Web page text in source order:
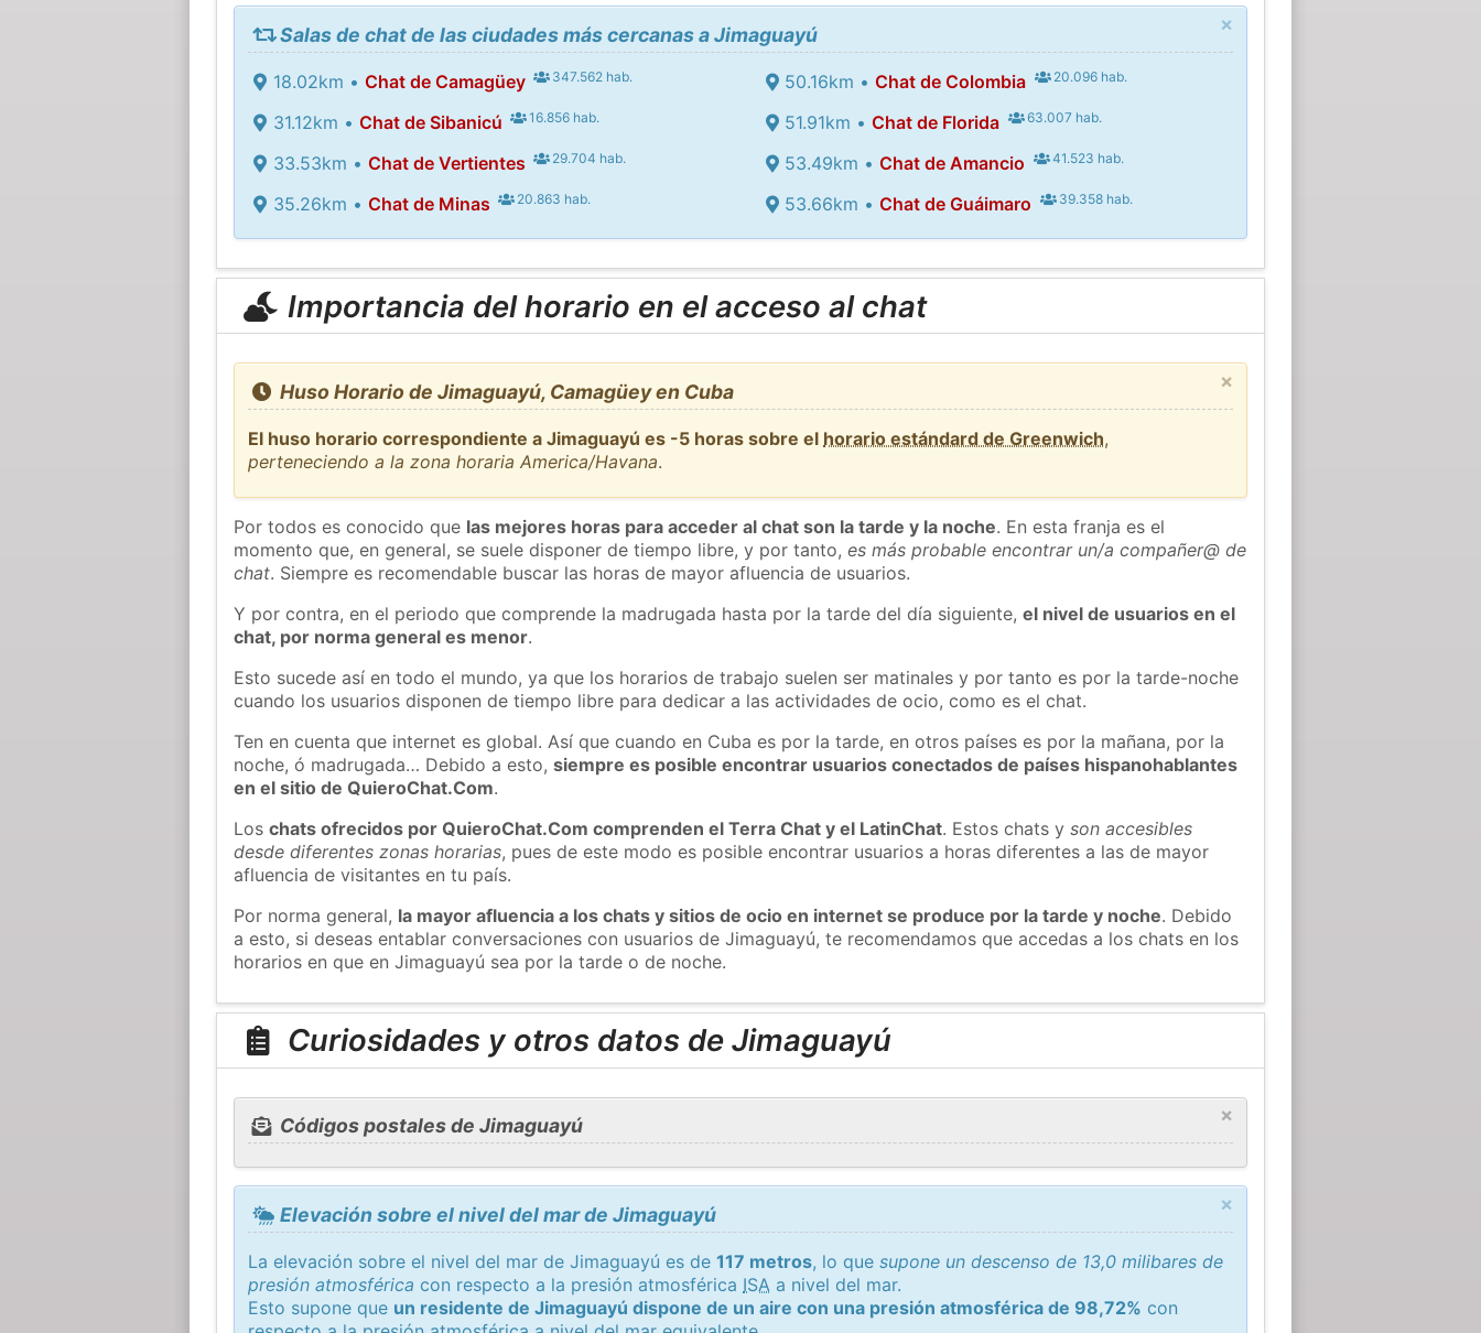
×
Salas de chat de las ciudades más cercanas a Jimaguayú
18.02km • Chat de Camagüey 347.562 hab.
31.12km • Chat de Sibanicú 16.856 hab.
33.53km • Chat de Vertientes 29.704 hab.
35.26km • Chat de Minas 20.863 hab.
50.16km •Chat de Colombia 20.096 hab.
51.91km •Chat de Florida 63.007 hab.
53.49km •Chat de Amancio 41.523 hab.
53.66km •Chat de Guáimaro 39.358 hab.
Importancia del horario en el acceso al chat
×
Huso Horario de Jimaguayú, Camagüey en Cuba
El huso horario correspondiente a Jimaguayú es -5 horas sobre el horario estándard de Greenwich,
perteneciendo a la zona horaria America/Havana.
Por todos es conocido que las mejores horas para acceder al chat son la tarde y la noche. En esta franja es el
momento que, en general, se suele disponer de tiempo libre, y por tanto,es más probable encontrar un/a compañer@ de
chat. Siempre es recomendable buscar las horas de mayor afluencia de usuarios.
Y por contra, en el periodo que comprende la madrugada hasta por la tarde del día siguiente,el nivel de usuarios en el
chat, por norma general es menor.
Esto sucede así en todo el mundo, ya que los horarios de trabajo suelen ser matinales y por tanto es por la tarde-noche
cuando los usuarios disponen de tiempo libre para dedicar a las actividades de ocio, como es el chat.
Ten en cuenta que internet es global. Así que cuando en Cuba es por la tarde, en otros países es por la mañana, por la
noche, ó madrugada… Debido a esto,siempre es posible encontrar usuarios conectados de países hispanohablantes
en el sitio de QuieroChat.Com.
Loschats ofrecidos por QuieroChat.Com comprenden el Terra Chat y el LatinChat. Estos chats yson accesibles
desde diferentes zonas horarias, pues de este modo es posible encontrar usuarios a horas diferentes a las de mayor
afluencia de visitantes en tu país.
Por norma general, la mayor afluencia a los chats y sitios de ocio en internet se produce por la tarde y noche. Debido
a esto, si deseas entablar conversaciones con usuarios de Jimaguayú, te recomendamos que accedas a los chats en los
horarios en que en Jimaguayú sea por la tarde o de noche.
Curiosidades y otros datos de Jimaguayú
×
Códigos postales de Jimaguayú
×
Elevación sobre el nivel del mar de Jimaguayú
La elevación sobre el nivel del mar de Jimaguayú es de117 metros, lo quesupone un descenso de 13,0 milibares de
presión atmosférica con respecto a la presión atmosférica ISA a nivel del mar.
Esto supone que un residente de Jimaguayú dispone de un aire con una presión atmosférica de 98,72% con